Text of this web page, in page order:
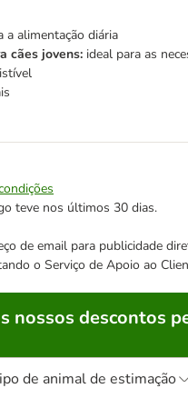
a alimentação diária
cães jovens: ideal para as
teve nos últimos 30 dias.
de email para publicidade
o Serviço de Apoio ao
nossos descontos
de animal de estimação